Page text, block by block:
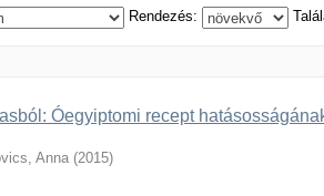
Rendezés:
Óegyiptomi recept
Anna (2015)